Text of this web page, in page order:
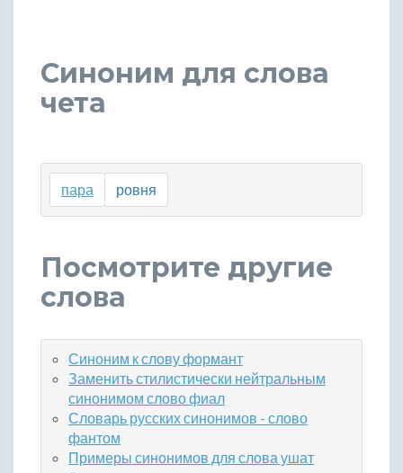
Синоним для слова
чета
пара ровня
Посмотрите другие
слова
Синоним к слову формант
Заменить стилистически нейтральным
синонимом слово фиал
Словарь русских синонимов - слово
фантом
Примеры синонимов для слова ушат